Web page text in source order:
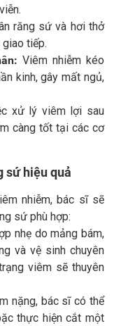
răng sứ và hơi thở
tiếp.
Viêm nhiễm kéo
kinh, gây mất ngủ,
xử lý viêm lợi sau
càng tốt tại các cơ
sứ hiệu quả
nhiễm, bác sĩ sẽ
sứ phù hợp:
nhẹ do mảng bám,
và vệ sinh chuyên
viêm sẽ thuyên
nặng, bác sĩ có thể
thực hiện cắt một